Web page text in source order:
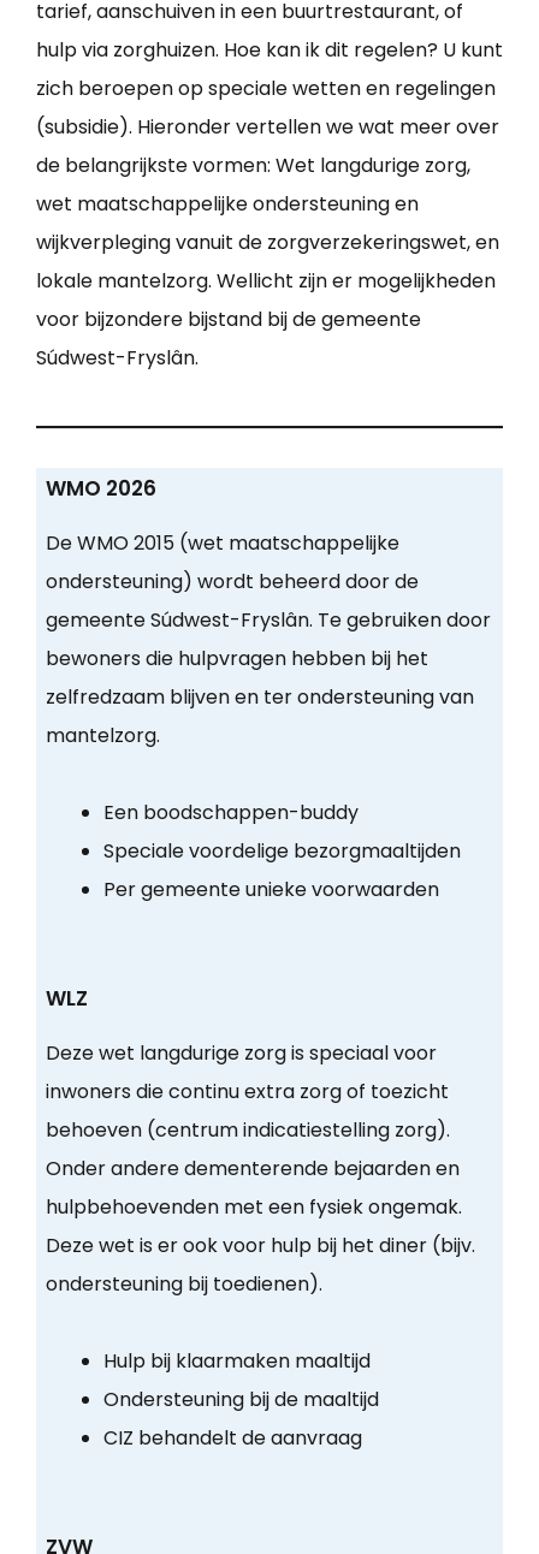
tarief, aanschuiven in een buurtrestaurant, of
hulp via zorghuizen. Hoe kan ik dit regelen? U kunt
zich beroepen op speciale wetten en regelingen
(subsidie). Hieronder vertellen we wat meer over
de belangrijkste vormen: Wet langdurige zorg,
wet maatschappelijke ondersteuning en
wijkverpleging vanuit de zorgverzekeringswet, en
lokale mantelzorg. Wellicht zijn er mogelijkheden
voor bijzondere bijstand bij de gemeente
Súdwest-Fryslân.
WMO 2026
De WMO 2015 (wet maatschappelijke
ondersteuning) wordt beheerd door de
gemeente Súdwest-Fryslân. Te gebruiken door
bewoners die hulpvragen hebben bij het
zelfredzaam blijven en ter ondersteuning van
mantelzorg.
Een boodschappen-buddy
Speciale voordelige bezorgmaaltijden
Per gemeente unieke voorwaarden
WLZ
Deze wet langdurige zorg is speciaal voor
inwoners die continu extra zorg of toezicht
behoeven (centrum indicatiestelling zorg).
Onder andere dementerende bejaarden en
hulpbehoevenden met een fysiek ongemak.
Deze wet is er ook voor hulp bij het diner (bijv.
ondersteuning bij toedienen).
Hulp bij klaarmaken maaltijd
Ondersteuning bij de maaltijd
CIZ behandelt de aanvraag
ZVW